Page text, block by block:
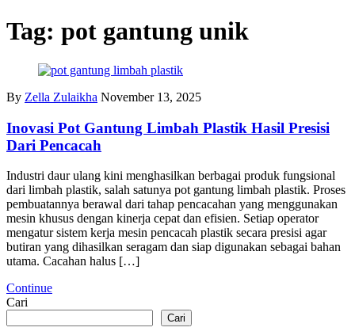
Tag: pot gantung unik
By Zella Zulaikha November 13, 2025
Inovasi Pot Gantung Limbah Plastik Hasil Presisi
Dari Pencacah
Industri daur ulang kini menghasilkan berbagai produk fungsional
dari limbah plastik, salah satunya pot gantung limbah plastik. Proses
pembuatannya berawal dari tahap pencacahan yang menggunakan
mesin khusus dengan kinerja cepat dan efisien. Setiap operator
mengatur sistem kerja mesin pencacah plastik secara presisi agar
butiran yang dihasilkan seragam dan siap digunakan sebagai bahan
utama. Cacahan halus […]
Continue
Cari
Cari